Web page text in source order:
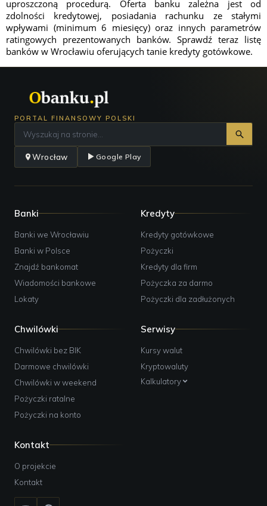
uproszczoną procedurą. Oferta banku zależna jest od
zdolności kredytowej, posiadania rachunku ze stałymi
wpływami (minimum 6 miesięcy) oraz innych parametrów
ratingowych prezentowanych banków. Sprawdź teraz listę
banków w Wrocławiu oferujących tanie kredyty gotówkowe.
PORTAL FINANSOWY POLSKI
Wrocław Google Play
Banki
Banki we Wrocławiu
Banki w Polsce
Znajdź bankomat
Wiadomości bankowe
Lokaty
Kredyty
Kredyty gotówkowe
Pożyczki
Kredyty dla firm
Pożyczka za darmo
Pożyczki dla zadłużonych
Chwilówki
Chwilówki bez BIK
Darmowe chwilówki
Chwilówki w weekend
Pożyczki ratalne
Pożyczki na konto
Serwisy
Kursy walut
Kryptowaluty
Kalkulatory
Kontakt
O projekcie
Kontakt